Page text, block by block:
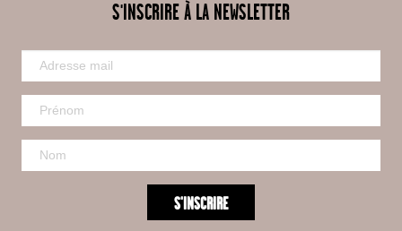
S'INSCRIRE À LA NEWSLETTER